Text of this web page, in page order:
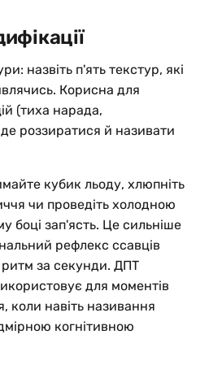
назвіть п'ять текстур, які
Корисна для
(тиха нарада,
роззиратися й називати
кубик льоду, хлюпніть
чи проведіть холодною
боці зап'ясть. Це сильніше
рефлекс ссавців
за секунди. ДПТ
для моментів
коли навіть називання
когнітивною